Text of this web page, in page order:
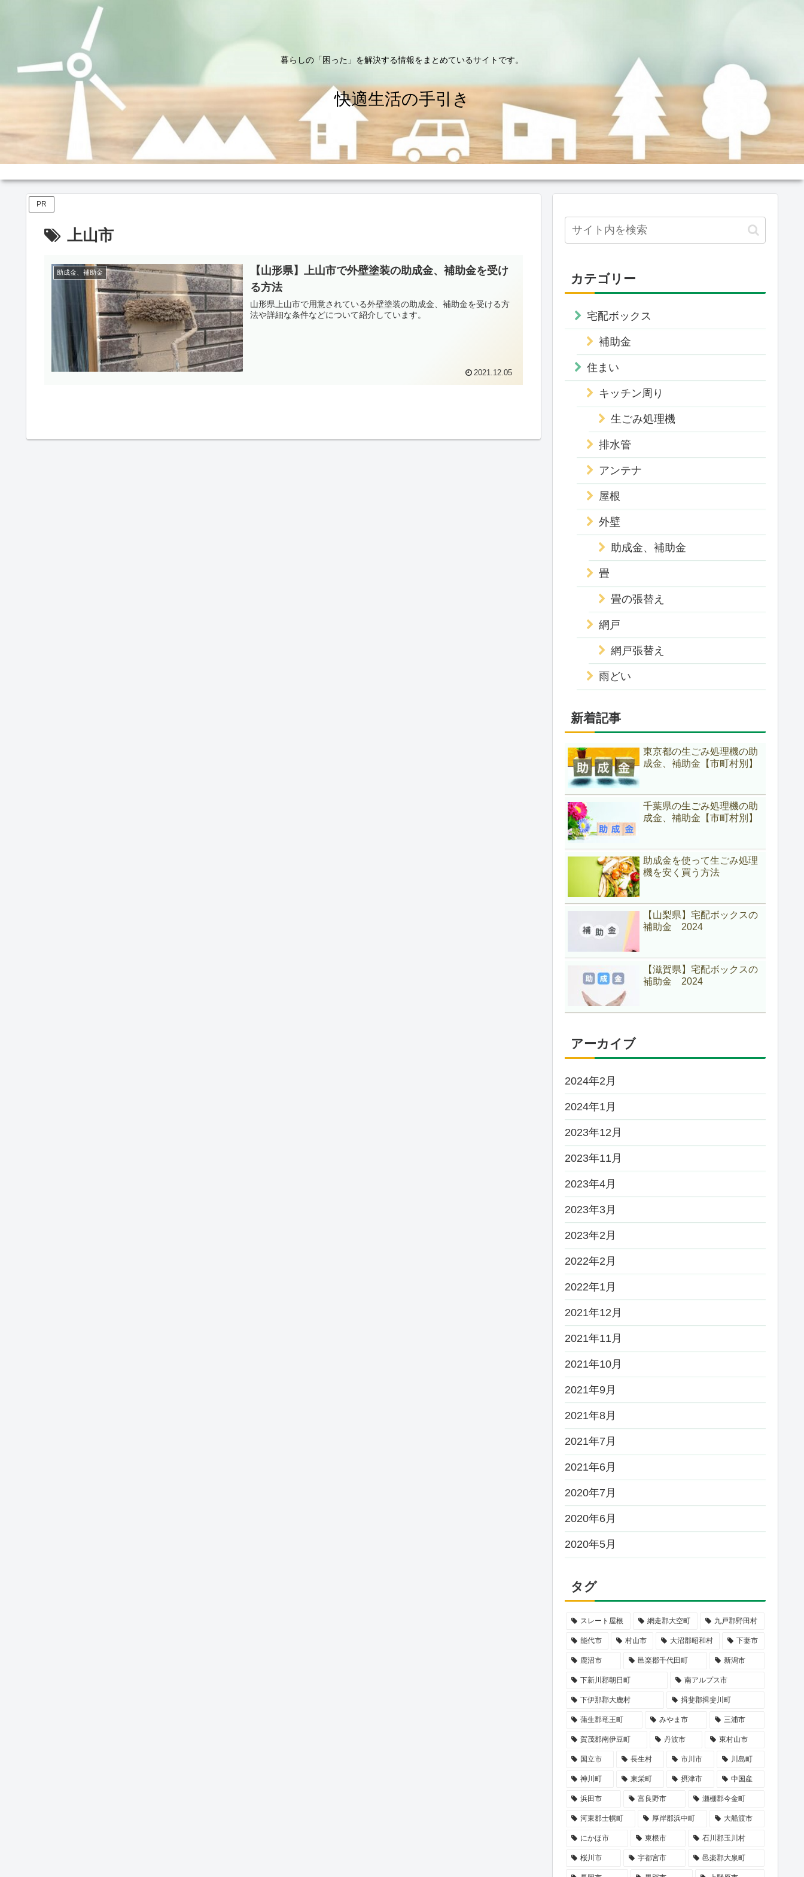
暮らしの「困った」を解決する情報をまとめているサイトです。
快適生活の手引き
PR
上山市
助成金、補助金
【山形県】上山市で外壁塗装の助成金、補助金を受け
る方法
山形県上山市で用意されている外壁塗装の助成金、補助金を受ける方
法や詳細な条件などについて紹介しています。
2021.12.05
カテゴリー
宅配ボックス
補助金
住まい
キッチン周り
生ごみ処理機
排水管
アンテナ
屋根
外壁
助成金、補助金
畳
畳の張替え
網戸
網戸張替え
雨どい
新着記事
東京都の生ごみ処理機の助
成金、補助金【市町村別】
千葉県の生ごみ処理機の助
成金、補助金【市町村別】
助成金を使って生ごみ処理
機を安く買う方法
【山梨県】宅配ボックスの
補助金 2024
【滋賀県】宅配ボックスの
補助金 2024
アーカイブ
2024年2月
2024年1月
2023年12月
2023年11月
2023年4月
2023年3月
2023年2月
2022年2月
2022年1月
2021年12月
2021年11月
2021年10月
2021年9月
2021年8月
2021年7月
2021年6月
2020年7月
2020年6月
2020年5月
タグ
スレート屋根 網走郡大空町 九戸郡野田村
能代市 村山市 大沼郡昭和村 下妻市
鹿沼市 邑楽郡千代田町 新潟市
下新川郡朝日町 南アルプス市
下伊那郡大鹿村 揖斐郡揖斐川町
蒲生郡竜王町 みやま市 三浦市
賀茂郡南伊豆町 丹波市 東村山市
国立市 長生村 市川市 川島町
神川町 東栄町 摂津市 中国産
浜田市 富良野市 瀬棚郡今金町
河東郡士幌町 厚岸郡浜中町 大船渡市
にかほ市 東根市 石川郡玉川村
桜川市 宇都宮市 邑楽郡大泉町